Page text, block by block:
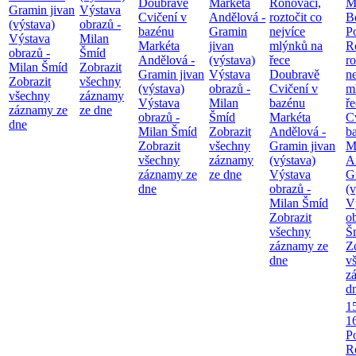
Gramin jivan
(výstava)
Výstava
obrazů -
Milan Šmíd
Zobrazit
všechny
záznamy ze
dne
Výstava
obrazů -
Milan
Šmíd
Zobrazit
všechny
záznamy
ze dne
Cvičení v
bazénu
Markéta
Andělová -
Gramin jivan
(výstava)
Výstava
obrazů -
Milan Šmíd
Zobrazit
všechny
záznamy ze
dne
Andělová -
Gramin
jivan
(výstava)
Výstava
obrazů -
Milan
Šmíd
Zobrazit
všechny
záznamy
ze dne
roztočit co
nejvíce
mlýnků na
řece
Doubravě
Cvičení v
bazénu
Markéta
Andělová -
Gramin jivan
(výstava)
Výstava
obrazů -
Milan Šmíd
Zobrazit
všechny
záznamy ze
dne